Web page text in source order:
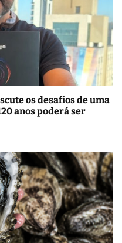
os desafios de uma
anos poderá ser